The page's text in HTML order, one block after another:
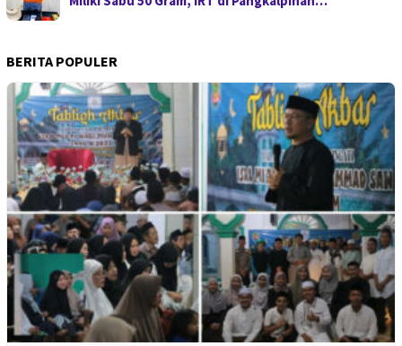
BERITA POPULER